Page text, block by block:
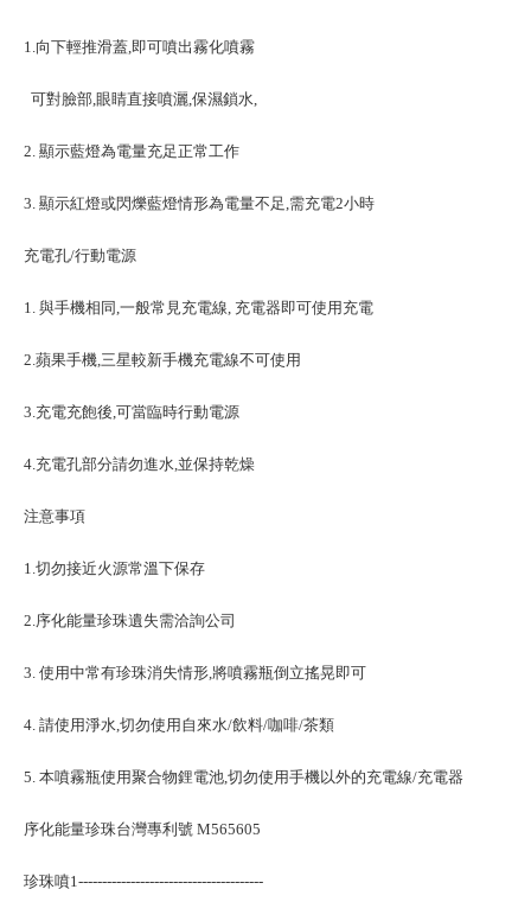
1.向下輕推滑蓋,即可噴出霧化噴霧
可對臉部,眼睛直接噴灑,保濕鎖水,
2. 顯示藍燈為電量充足正常工作
3. 顯示紅燈或閃爍藍燈情形為電量不足,需充電2小時
充電孔/行動電源
1. 與手機相同,一般常見充電線, 充電器即可使用充電
2.蘋果手機,三星較新手機充電線不可使用
3.充電充飽後,可當臨時行動電源
4.充電孔部分請勿進水,並保持乾燥
注意事項
1.切勿接近火源常溫下保存
2.序化能量珍珠遺失需洽詢公司
3. 使用中常有珍珠消失情形,將噴霧瓶倒立搖晃即可
4. 請使用淨水,切勿使用自來水/飲料/咖啡/茶類
5. 本噴霧瓶使用聚合物鋰電池,切勿使用手機以外的充電線/充電器
序化能量珍珠台灣專利號 M565605
珍珠噴1---------------------------------------